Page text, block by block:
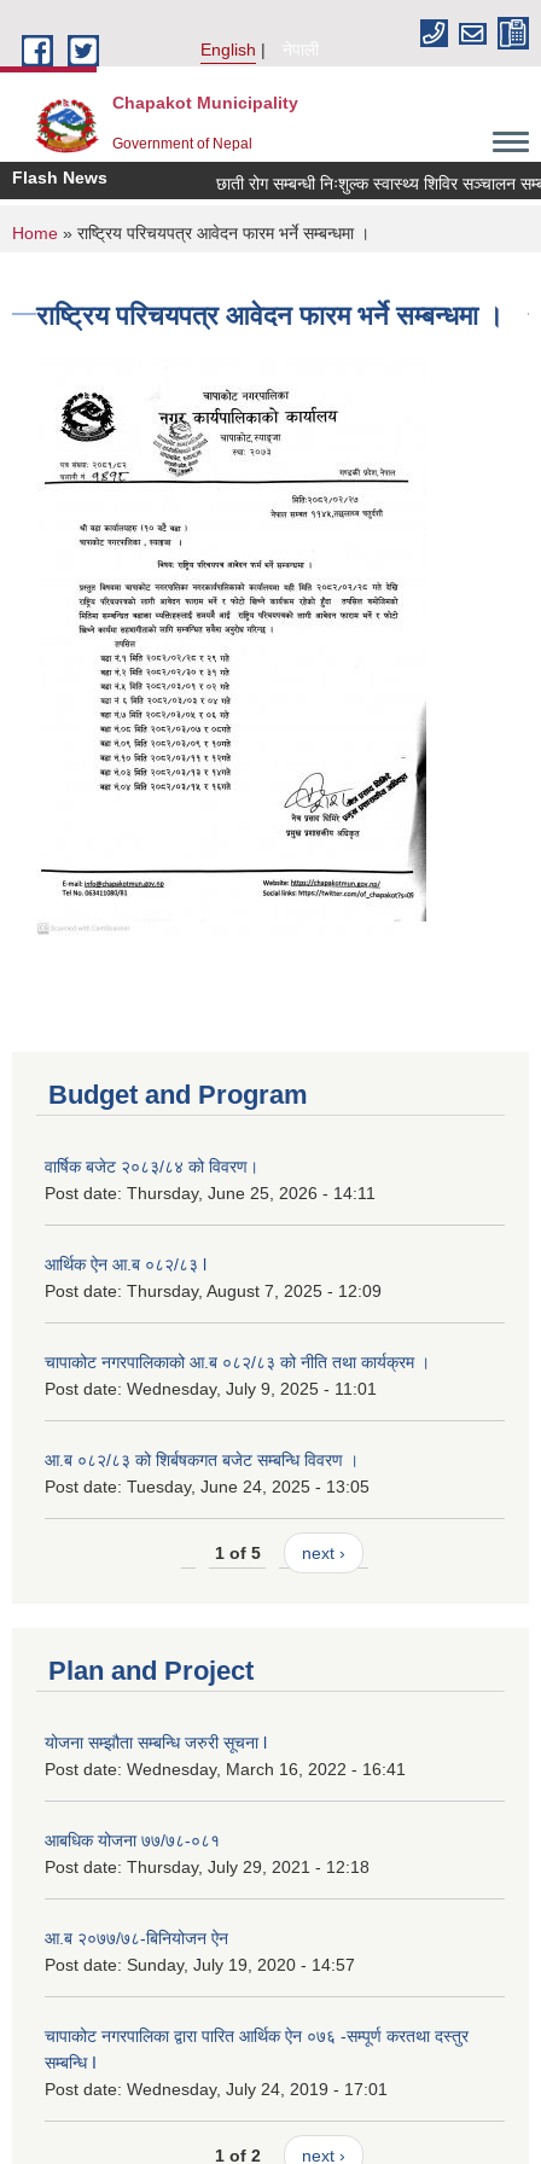
English
नेपाली
Chapakot Municipality
Government of Nepal
Flash News छाती रोग सम्बन्धी निःशुल्क स्वास्थ्य शिविर सञ्चालन
You are here
Home » राष्ट्रिय परिचयपत्र आवेदन फारम भर्ने सम्बन्धमा ।
राष्ट्रिय परिचयपत्र आवेदन फारम भर्ने सम्बन्धमा ।
Budget and Program
वार्षिक बजेट २०८३/८४ को विवरण।
Post date: Thursday, June 25, 2026 - 14:11
आर्थिक ऐन आ.ब ०८२/८३ l
Post date: Thursday, August 7, 2025 - 12:09
चापाकोट नगरपालिकाको आ.ब ०८२/८३ को नीति तथा कार्यक्रम ।
Post date: Wednesday, July 9, 2025 - 11:01
आ.ब ०८२/८३ को शिर्बषकगत बजेट सम्बन्धि विवरण ।
Post date: Tuesday, June 24, 2025 - 13:05
1 of 5 next ›
Plan and Project
योजना सम्झौता सम्बन्धि जरुरी सूचना l
Post date: Wednesday, March 16, 2022 - 16:41
आबधिक योजना ७७/७८-०८१
Post date: Thursday, July 29, 2021 - 12:18
आ.ब २०७७/७८-बिनियोजन ऐन
Post date: Sunday, July 19, 2020 - 14:57
चापाकोट नगरपालिका द्वारा पारित आर्थिक ऐन ०७६ -सम्पूर्ण करतथा दस्तुर
सम्बन्धि I
Post date: Wednesday, July 24, 2019 - 17:01
1 of 2 next ›